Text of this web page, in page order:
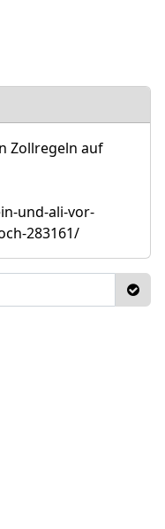
Zollregeln auf
und-ali-vor-
283161/